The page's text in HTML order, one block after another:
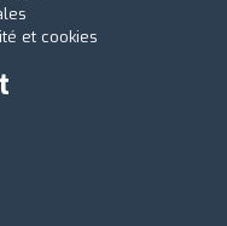
et cookies